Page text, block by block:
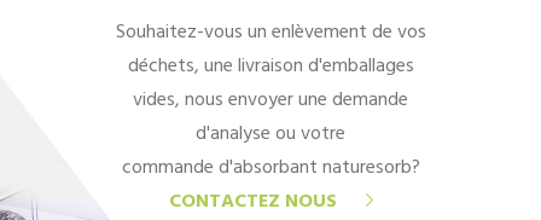
Souhaitez-vous un enlèvement de vos
déchets, une livraison d'emballages
vides, nous envoyer une demande
d'analyse ou votre
commande d'absorbant naturesorb?
CONTACTEZ NOUS